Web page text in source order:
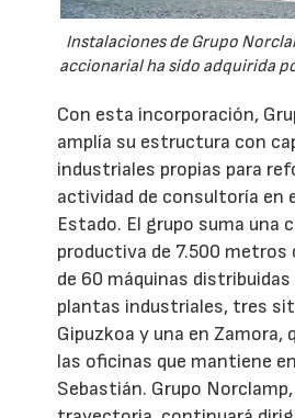
Instalaciones de Grupo
accionarial ha sido adquirida
Con esta incorporación,
amplía su estructura con
industriales propias para
actividad de consultoría en
Estado. El grupo suma una
productiva de 7.500 metros
de 60 máquinas
plantas industriales, tres
Gipuzkoa y una en Zamora,
las oficinas que mantiene
Sebastián. Grupo